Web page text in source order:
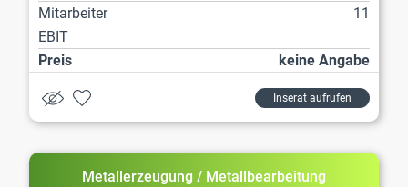
Mitarbeiter
11
EBIT
Preis
keine Angabe
Inserat aufrufen
Metallerzeugung / Metallbearbeitung